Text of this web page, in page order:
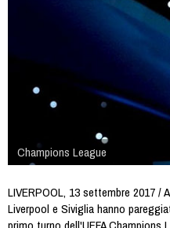
Champions League
LIVERPOOL, 13 settembre 2017
Liverpool e Siviglia hanno